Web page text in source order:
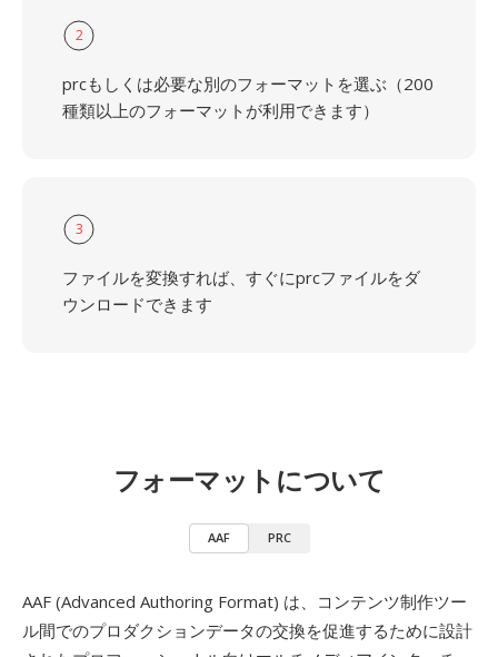
2
prcもしくは必要な別のフォーマットを選ぶ（200
種類以上のフォーマットが利用できます）
3
ファイルを変換すれば、すぐにprcファイルをダ
ウンロードできます
フォーマットについて
AAF PRC
AAF (Advanced Authoring Format) は、コンテンツ制作ツー
ル間でのプロダクションデータの交換を促進するために設計